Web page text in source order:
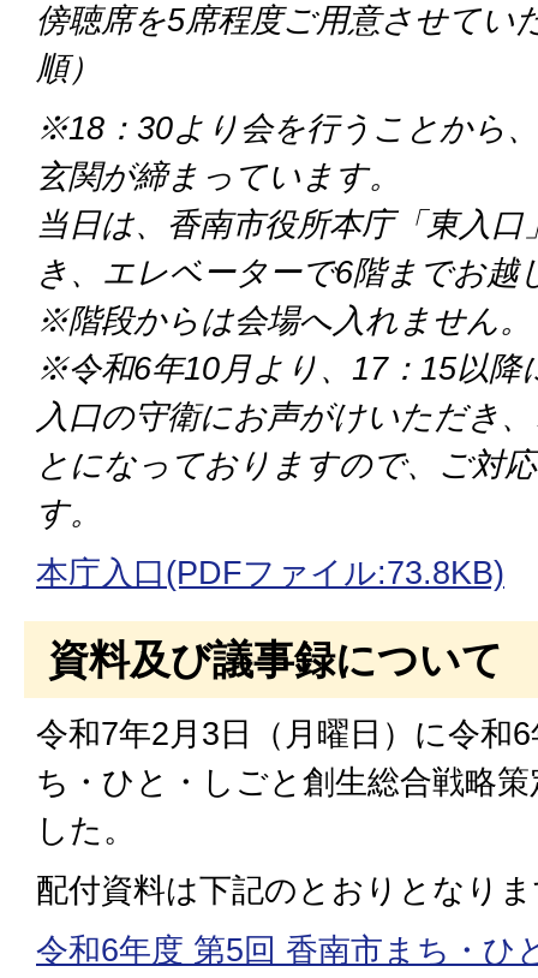
傍聴席を5席程度ご用意させてい
順）
※18：30より会を行うことから
玄関が締まっています。
当日は、香南市役所本庁「東入
き、エレベーターで6階までお越
※階段からは会場へ入れません。
※令和6年10月より、17：15以降
入口の守衛にお声がけいただき
とになっておりますので、ご対
す。
本庁入口(PDFファイル:73.8KB)
資料及び議事録について
令和7年2月3日（月曜日）に令和
ち・ひと・しごと創生総合戦略
した。
配付資料は下記のとおりとなり
令和6年度 第5回 香南市まち・ひ